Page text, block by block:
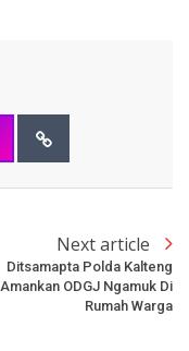
Next article
Ditsamapta Polda Kalteng
Amankan ODGJ Ngamuk Di
Rumah Warga